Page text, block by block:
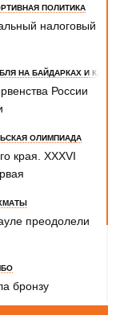
ПОЛИТИКА
налоговый
НА БАЙДАРКАХ И КАНОЭ
России
ОЛИМПИАДА
края. XXXVI
преодолели
бронзу